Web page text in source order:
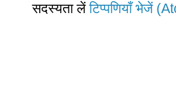
सदस्यता लेंटिप्पणियाँ भेजें